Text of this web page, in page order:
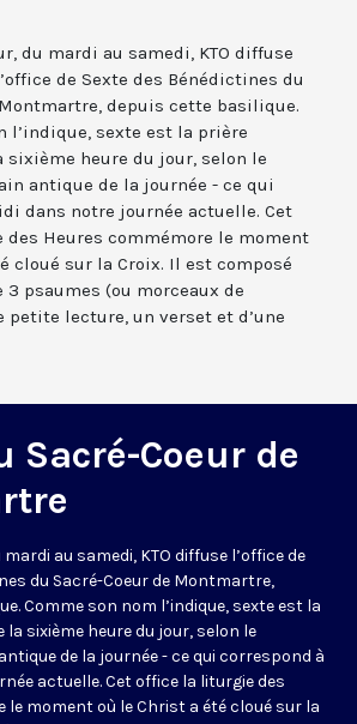
du mardi au samedi, KTO diffuse
de Sexte des Bénédictines du
depuis cette basilique.
l’indique, sexte est la prière
sixième heure du jour, selon le
antique de la journée - ce qui
dans notre journée actuelle. Cet
Heures commémore le moment
cloué sur la Croix. Il est composé
3 psaumes (ou morceaux de
petite lecture, un verset et d’une
Sacré-Coeur de
au samedi, KTO diffuse l’office de
du Sacré-Coeur de Montmartre,
. Comme son nom l’indique, sexte est la
la sixième heure du jour, selon le
de la journée - ce qui correspond à
actuelle. Cet office la liturgie des
le moment où le Christ a été cloué sur la